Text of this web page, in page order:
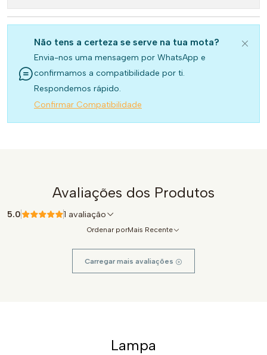
Não tens a certeza se serve na tua mota?
Envia-nos uma mensagem por WhatsApp e
confirmamos a compatibilidade por ti.
Respondemos rápido.
Confirmar Compatibilidade
Avaliações dos Produtos
5.0 1 avaliação
Ordenar porMais Recente
Carregar mais avaliações
Lampa